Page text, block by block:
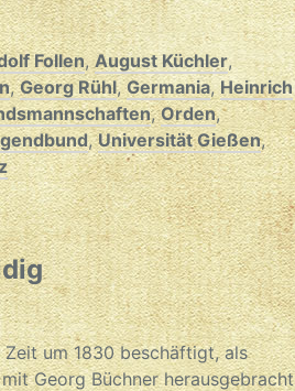
Follen,August Küchler,
,Georg Rühl,Germania,Heinrich
,Orden,
,Universität Gießen,
um 1830 beschäftigt, als
Georg Büchner herausgebracht